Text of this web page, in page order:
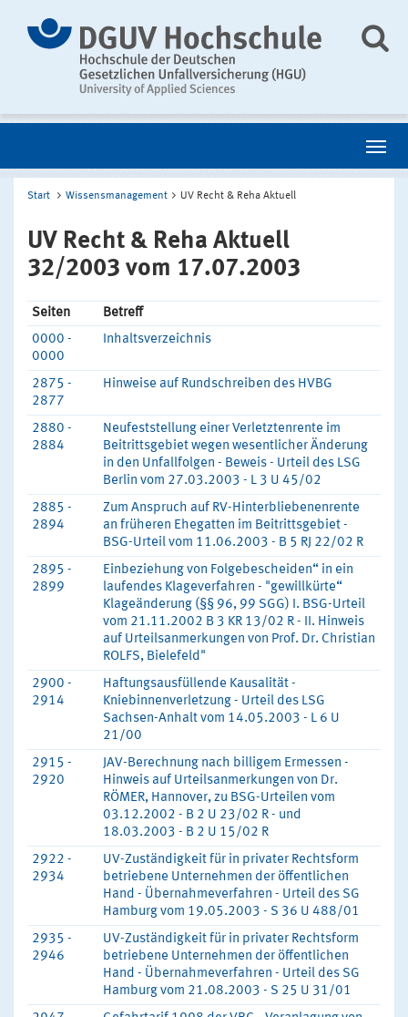
Start Wissensmanagement UV Recht & Reha Aktuell
UV Recht & Reha Aktuell
32/2003 vom 17.07.2003
Seiten
Betreff
0000 -
0000
Inhaltsverzeichnis
2875 -
2877
Hinweise auf Rundschreiben des HVBG
2880 -
2884
Neufeststellung einer Verletztenrente im
Beitrittsgebiet wegen wesentlicher Änderung
in den Unfallfolgen - Beweis - Urteil des LSG
Berlin vom 27.03.2003 - L 3 U 45/02
2885 -
2894
Zum Anspruch auf RV-Hinterbliebenenrente
an früheren Ehegatten im Beitrittsgebiet -
BSG-Urteil vom 11.06.2003 - B 5 RJ 22/02 R
2895 -
2899
Einbeziehung von Folgebescheiden“ in ein
laufendes Klageverfahren - "gewillkürte“
Klageänderung (§§ 96, 99 SGG) I. BSG-Urteil
vom 21.11.2002 B 3 KR 13/02 R - II. Hinweis
auf Urteilsanmerkungen von Prof. Dr. Christian
ROLFS, Bielefeld"
2900 -
2914
Haftungsausfüllende Kausalität -
Kniebinnenverletzung - Urteil des LSG
Sachsen-Anhalt vom 14.05.2003 - L 6 U
21/00
2915 -
2920
JAV-Berechnung nach billigem Ermessen -
Hinweis auf Urteilsanmerkungen von Dr.
RÖMER, Hannover, zu BSG-Urteilen vom
03.12.2002 - B 2 U 23/02 R - und
18.03.2003 - B 2 U 15/02 R
2922 -
2934
UV-Zuständigkeit für in privater Rechtsform
betriebene Unternehmen der öffentlichen
Hand - Übernahmeverfahren - Urteil des SG
Hamburg vom 19.05.2003 - S 36 U 488/01
2935 -
2946
UV-Zuständigkeit für in privater Rechtsform
betriebene Unternehmen der öffentlichen
Hand - Übernahmeverfahren - Urteil des SG
Hamburg vom 21.08.2003 - S 25 U 31/01